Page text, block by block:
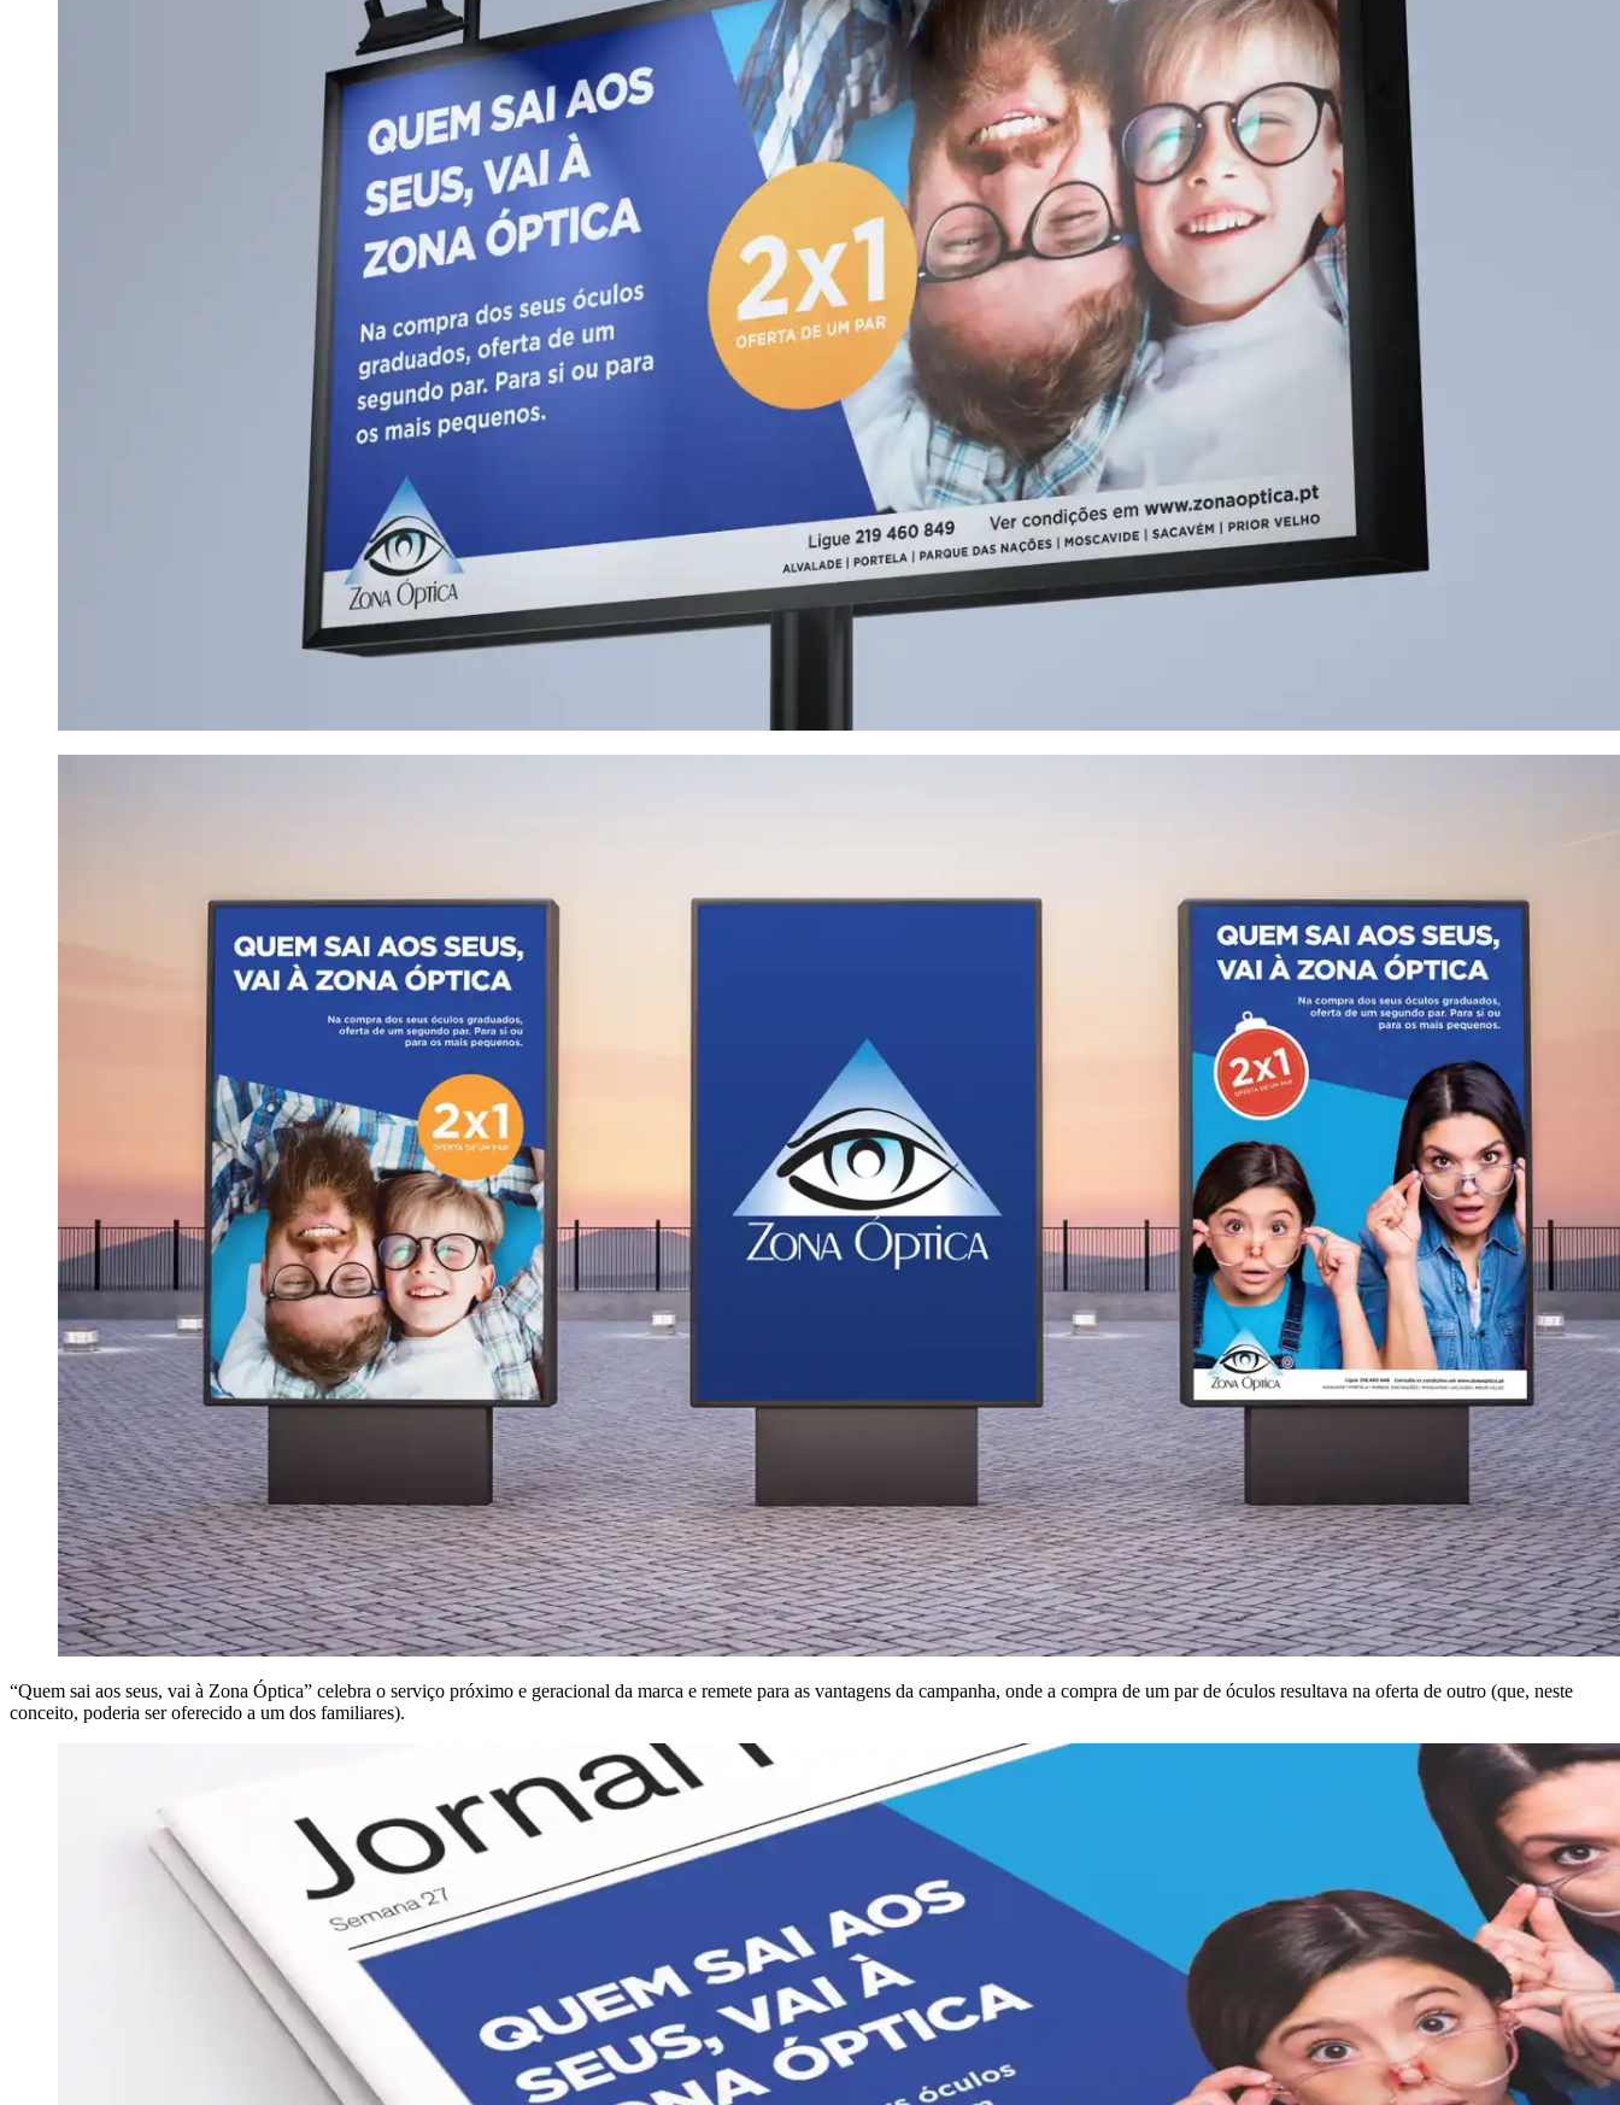
“Quem sai aos seus, vai à Zona Óptica” celebra o serviço próximo e geracional da marca e remete para as vantagens da campanha, onde a compra de um par de óculos resultava na oferta de outro (que, neste
conceito, poderia ser oferecido a um dos familiares).